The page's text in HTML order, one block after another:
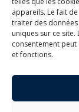
appareils. Le fait
traiter des
uniques sur ce
consentement
et fonctions.
Emploi
Contact